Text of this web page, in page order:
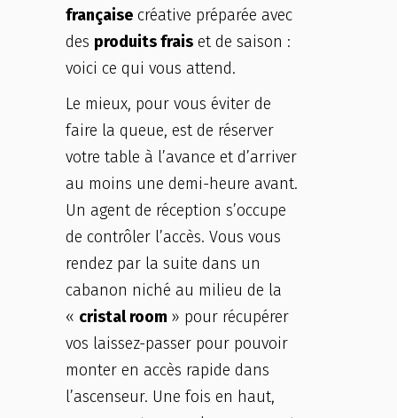
française créative préparée avec
des produits frais et de saison :
voici ce qui vous attend.
Le mieux, pour vous éviter de
faire la queue, est de réserver
votre table à l’avance et d’arriver
au moins une demi-heure avant.
Un agent de réception s’occupe
de contrôler l’accès. Vous vous
rendez par la suite dans un
cabanon niché au milieu de la
« cristal room » pour récupérer
vos laissez-passer pour pouvoir
monter en accès rapide dans
l’ascenseur. Une fois en haut,